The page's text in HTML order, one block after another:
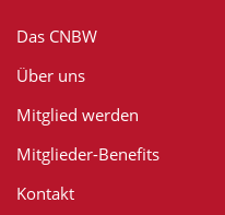
Das CNBW
Über uns
Mitglied werden
Mitglieder-Benefits
Kontakt